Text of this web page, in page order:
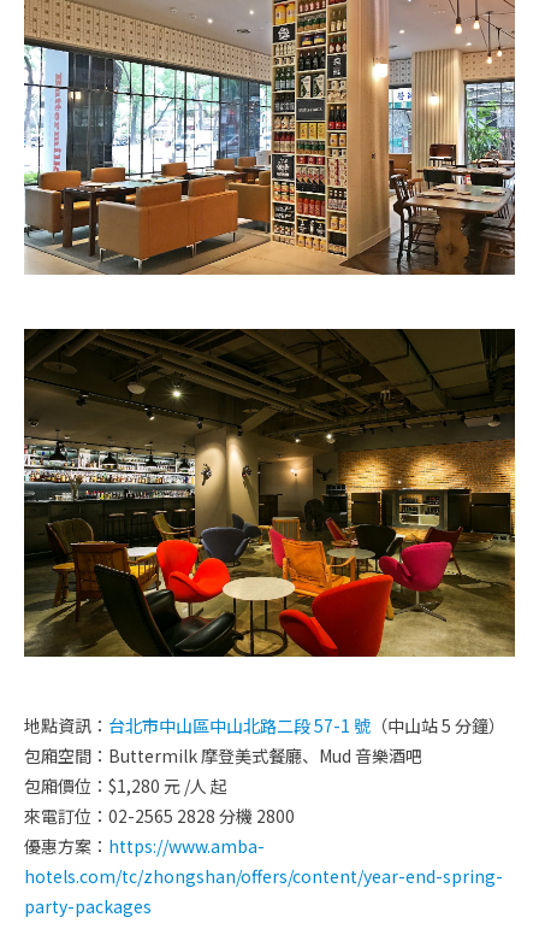
地點資訊： 台北市中山區中山北路二段 57-1 號 （中山站 5 分鐘）
包廂空間：Buttermilk 摩登美式餐廳、Mud 音樂酒吧
包廂價位：$1,280 元 /人 起
來電訂位：02-2565 2828 分機 2800
優惠方案： https://www.amba-
hotels.com/tc/zhongshan/offers/content/year-end-spring-
party-packages